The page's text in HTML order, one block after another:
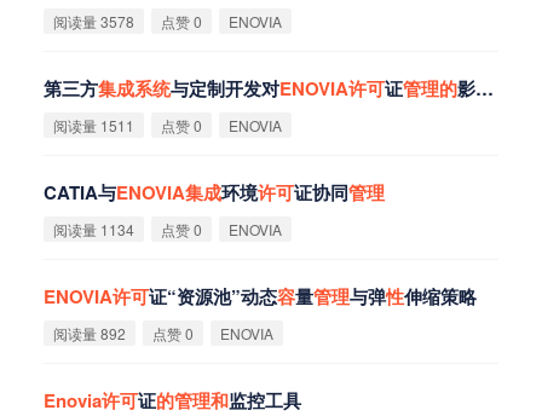
阅读量 3578 点赞 0 ENOVIA
第三方集成系统与定制开发对ENOVIA许可证管理的影响评估
阅读量 1511 点赞 0 ENOVIA
CATIA与ENOVIA集成环境许可证协同管理
阅读量 1134 点赞 0 ENOVIA
ENOVIA许可证“资源池”动态容量管理与弹性伸缩策略
阅读量 892 点赞 0 ENOVIA
Enovia许可证的管理和监控工具